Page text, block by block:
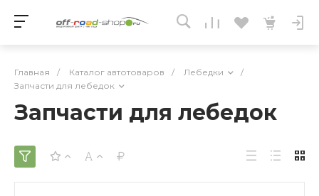
Главная / Каталог автотоваров / Лебедки
/
Запчасти для лебедок
Запчасти для лебедок